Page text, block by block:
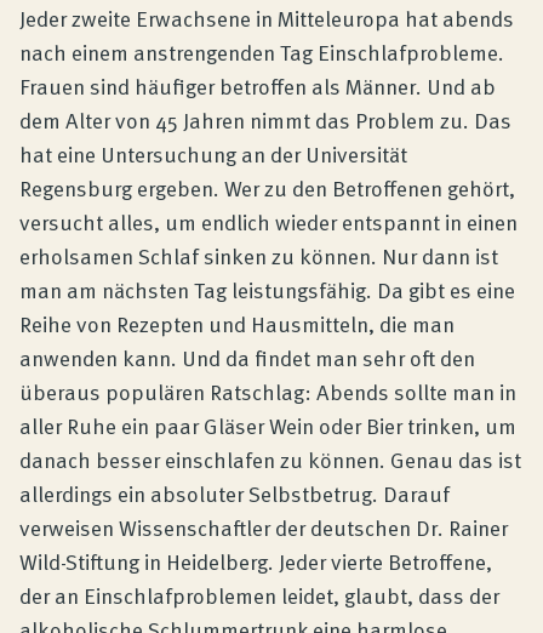
Jeder zweite Erwachsene in Mitteleuropa hat abends
nach einem anstrengenden Tag Einschlafprobleme.
Frauen sind häufiger betroffen als Männer. Und ab
dem Alter von 45 Jahren nimmt das Problem zu. Das
hat eine Untersuchung an der Universität
Regensburg ergeben. Wer zu den Betroffenen gehört,
versucht alles, um endlich wieder entspannt in einen
erholsamen Schlaf sinken zu können. Nur dann ist
man am nächsten Tag leistungsfähig. Da gibt es eine
Reihe von Rezepten und Hausmitteln, die man
anwenden kann. Und da findet man sehr oft den
überaus populären Ratschlag: Abends sollte man in
aller Ruhe ein paar Gläser Wein oder Bier trinken, um
danach besser einschlafen zu können. Genau das ist
allerdings ein absoluter Selbstbetrug. Darauf
verweisen Wissenschaftler der deutschen Dr. Rainer
Wild-Stiftung in Heidelberg. Jeder vierte Betroffene,
der an Einschlafproblemen leidet, glaubt, dass der